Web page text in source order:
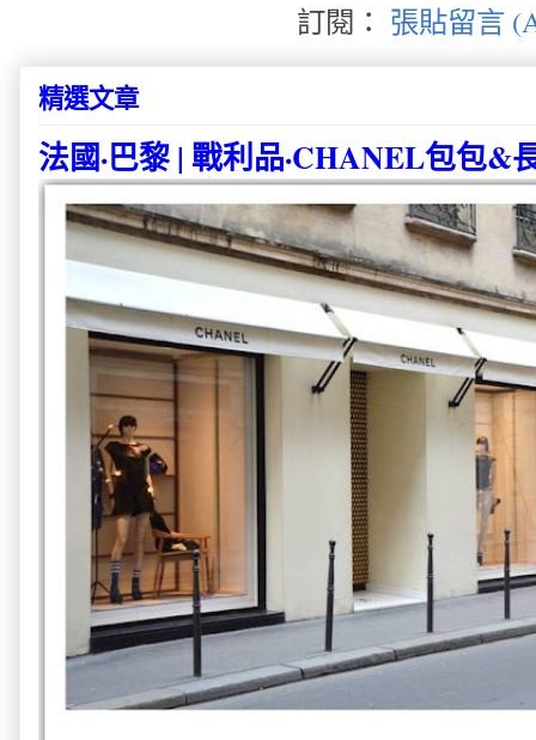
訂閱： 張貼留言
精選文章
法國·巴黎 | 戰利品·CHANEL包包&